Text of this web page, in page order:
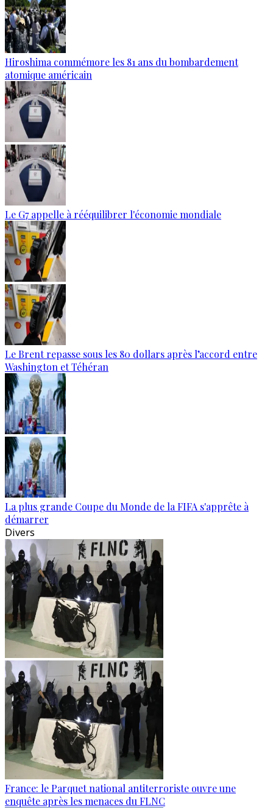
Hiroshima commémore les 81 ans du bombardement
atomique américain
Le G7 appelle à rééquilibrer l'économie mondiale
Le Brent repasse sous les 80 dollars après l’accord entre
Washington et Téhéran
La plus grande Coupe du Monde de la FIFA s'apprête à
démarrer
Divers
France: le Parquet national antiterroriste ouvre une
enquête après les menaces du FLNC